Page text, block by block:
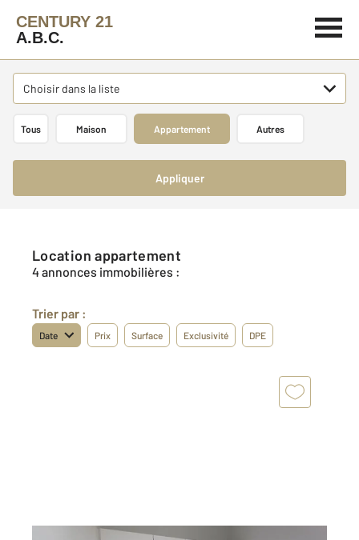
CENTURY 21
A.B.C.
Choisir dans la liste
Tous Maison Appartement Autres
Appliquer
Location appartement
4 annonces immobilières :
Trier par :
Date Prix Surface Exclusivité DPE